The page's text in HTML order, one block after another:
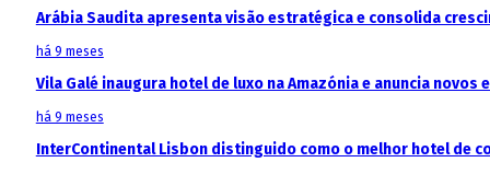
Arábia Saudita apresenta visão estratégica e consolida
há 9 meses
Vila Galé inaugura hotel de luxo na Amazónia e anuncia
há 9 meses
InterContinental Lisbon distinguido como o melhor hotel de